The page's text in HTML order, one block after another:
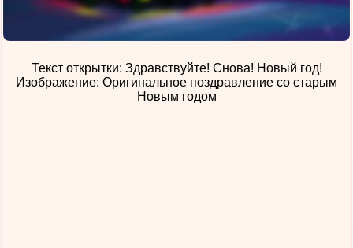
Текст открытки: Здравствуйте! Снова! Новый год!
Изображение: Оригинальное поздравление со старым
Новым годом